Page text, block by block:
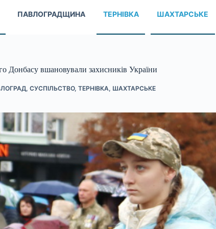
ПАВЛОГРАДЩИНА ТЕРНІВКА ШАХТАРСЬКЕ
Донбасу вшановували захисників України
, СУСПІЛЬСТВО, ТЕРНІВКА, ШАХТАРСЬКЕ